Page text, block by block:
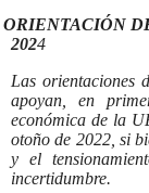
ORIENTACIÓN
2024
Las orientaciones
apoyan, en
económica de la
otoño de 2022, si
y el
incertidumbre.